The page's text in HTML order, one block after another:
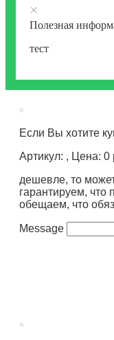
×
Полезная
тест
×
Если Вы хотите
Артикул: , Цена: 0
дешевле, то
гарантируем,
обещаем, что
Message
×